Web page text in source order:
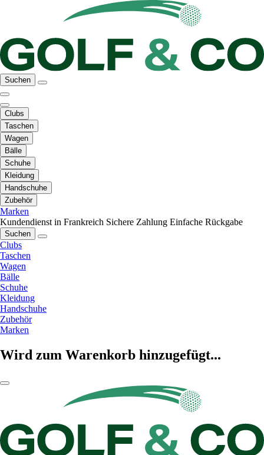
Suchen
Clubs
Taschen
Wagen
Bälle
Schuhe
Kleidung
Handschuhe
Zubehör
Marken
Kundendienst in Frankreich Sichere Zahlung Einfache Rückgabe
Suchen
Clubs
Taschen
Wagen
Bälle
Schuhe
Kleidung
Handschuhe
Zubehör
Marken
Wird zum Warenkorb hinzugefügt...